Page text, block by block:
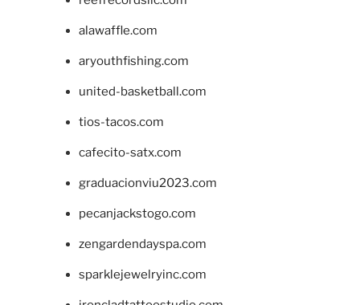
alawaffle.com
aryouthfishing.com
united-basketball.com
tios-tacos.com
cafecito-satx.com
graduacionviu2023.com
pecanjackstogo.com
zengardendayspa.com
sparklejewelryinc.com